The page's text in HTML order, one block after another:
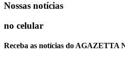
Nossas notícias
no celular
Receba as notícias do AGAZETTA